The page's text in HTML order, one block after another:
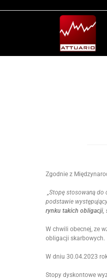
Zgodnie z
„Stopę stosowaną do
podstawie
rynku takich obligacji,
W chwili obecnej, ze
obligacji skarbowych.
W dniu 30.04.2023
Stopy dyskontowe